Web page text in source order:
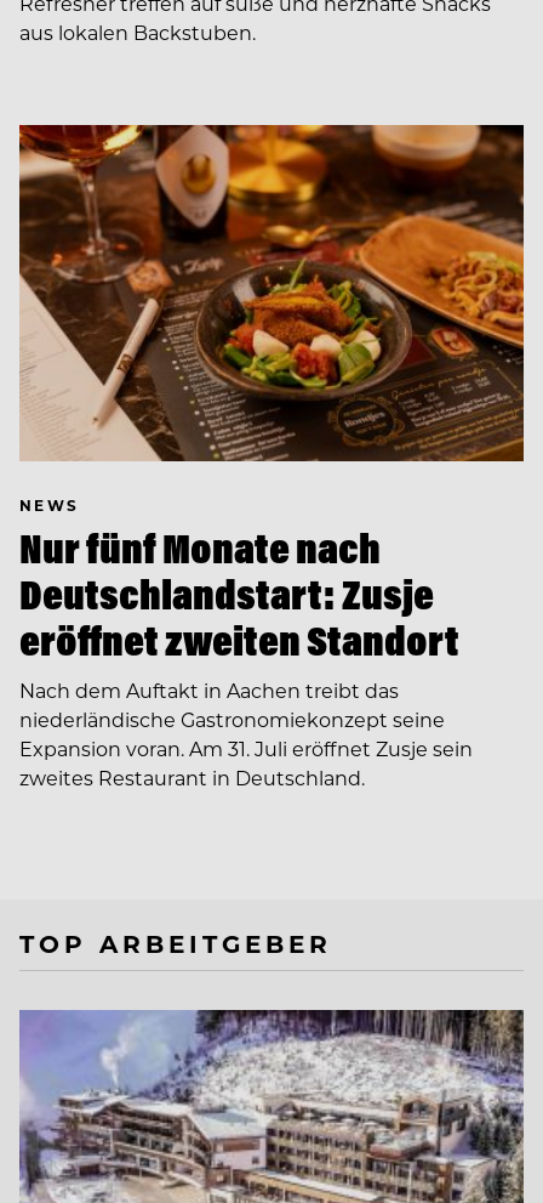
aus lokalen Backstuben.
NEWS
Nur fünf Monate nach
Deutschlandstart: Zusje
eröffnet zweiten Standort
Nach dem Auftakt in Aachen treibt das
niederländische Gastronomiekonzept seine
Expansion voran. Am 31. Juli eröffnet Zusje sein
zweites Restaurant in Deutschland.
TOP ARBEITGEBER